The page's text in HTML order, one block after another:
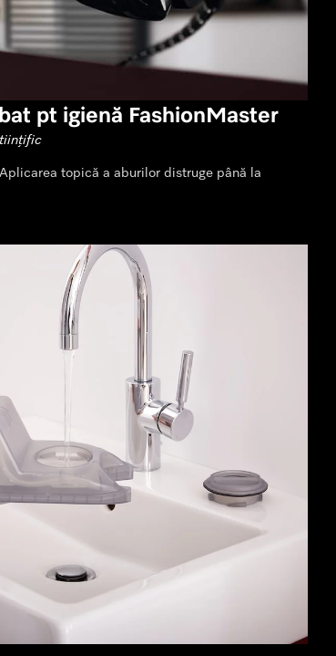
pt igienă FashionMaster
topică a aburilor distruge până la